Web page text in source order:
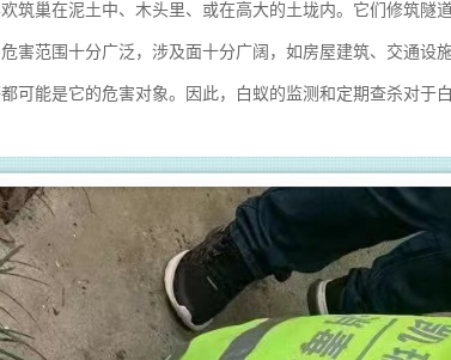
筑巢在泥土中、木头里、或在高大的土垅内。它们修筑隧
害范围十分广泛，涉及面十分广阔，如房屋建筑、交通设
可能是它的危害对象。因此，白蚁的监测和定期查杀对于